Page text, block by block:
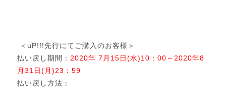
＜uP!!!先行にてご購入のお客様＞
払い戻し期間： 2020年 7月15日(水)10：00～2020年8
月31日(月)23：59
払い戻し方法：